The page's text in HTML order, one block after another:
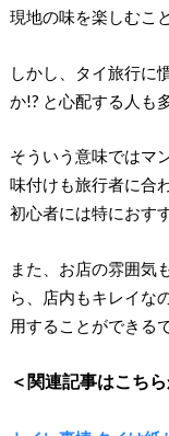
現地の味を楽しむこ
しかし、タイ旅行に
か!? と心配する人も
そういう意味ではマ
味付けも旅行者に合
初心者には特におす
また、お店の雰囲気
ら、店内もキレイな
用することができる
＜関連記事はこち